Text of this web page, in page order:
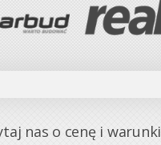
nas o cenę i warunki